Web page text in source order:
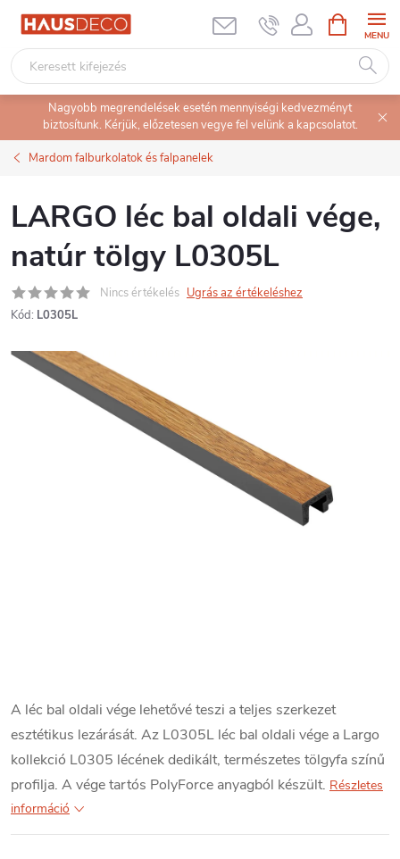
Ugrás
tartalomhoz
KOSÁR
Nagyobb megrendelések esetén mennyiségi kedvezményt
biztosítunk. Kérjük, előzetesen vegye fel velünk a kapcsolatot.
Mardom falburkolatok és falpanelek
LARGO léc bal oldali vége,
natúr tölgy L0305L
Nincs értékelés Ugrás az értékeléshez
Kód: L0305L
A léc bal oldali vége lehetővé teszi a teljes szerkezet
esztétikus lezárását. Az L0305L léc bal oldali vége a Largo
kollekció L0305 lécének dedikált, természetes tölgyfa színű
profilja. A vége tartós PolyForce anyagból készült. Részletes
információ